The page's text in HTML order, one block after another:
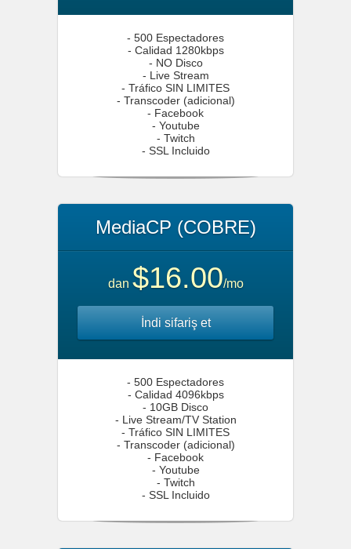
- 500 Espectadores
- Calidad 1280kbps
- NO Disco
- Live Stream
- Tráfico SIN LIMITES
- Transcoder (adicional)
- Facebook
- Youtube
- Twitch
- SSL Incluido
MediaCP (COBRE)
dan $16.00/mo
İndi sifariş et
- 500 Espectadores
- Calidad 4096kbps
- 10GB Disco
- Live Stream/TV Station
- Tráfico SIN LIMITES
- Transcoder (adicional)
- Facebook
- Youtube
- Twitch
- SSL Incluido